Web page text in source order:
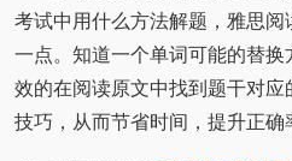
考试中用什么方法解题，雅思
一点。知道一个单词可能的替
效的在阅读原文中找到题干对
技巧，从而节省时间，提升正确